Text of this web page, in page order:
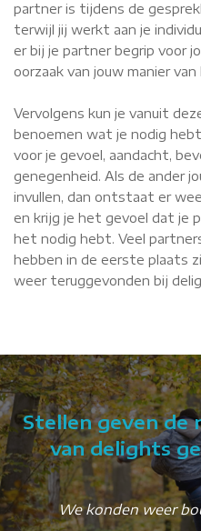
partner is tijdens de
terwijl jij werkt aan je
er bij je partner begrip voor
oorzaak van jouw manier
Vervolgens kun je vanuit
benoemen wat je nodig
voor je gevoel, aandacht,
genegenheid. Als de ander
invullen, dan ontstaat er
en krijg je het gevoel dat je
het nodig hebt. Veel
hebben in de eerste plaats
weer teruggevonden bij
Stellen geven
van delights
We konden weer